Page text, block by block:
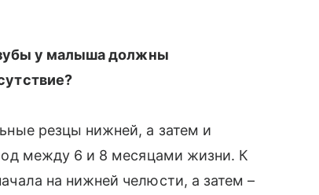
зубы у малыша должны
резцы нижней, а затем и
между 6 и 8 месяцами жизни. К
на нижней челюсти, а затем –